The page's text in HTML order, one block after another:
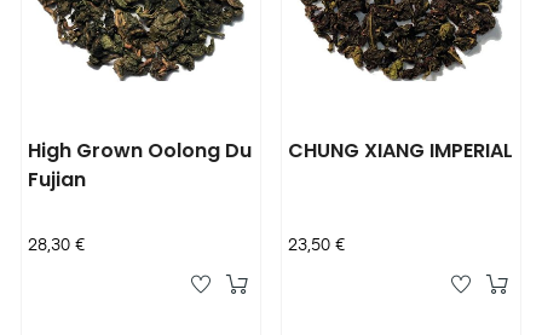
High Grown Oolong Du
Fujian
Prix
28,30 €
CHUNG XIANG IMPERIAL
Prix
23,50 €